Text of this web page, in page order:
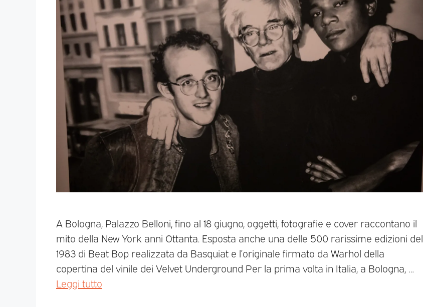
A Bologna, Palazzo Belloni, fino al 18 giugno, oggetti, fotografie e cover raccontano il
mito della New York anni Ottanta. Esposta anche una delle 500 rarissime edizioni del
1983 di Beat Bop realizzata da Basquiat e l’originale firmato da Warhol della
copertina del vinile dei Velvet Underground Per la prima volta in Italia, a Bologna, …
Leggi tutto